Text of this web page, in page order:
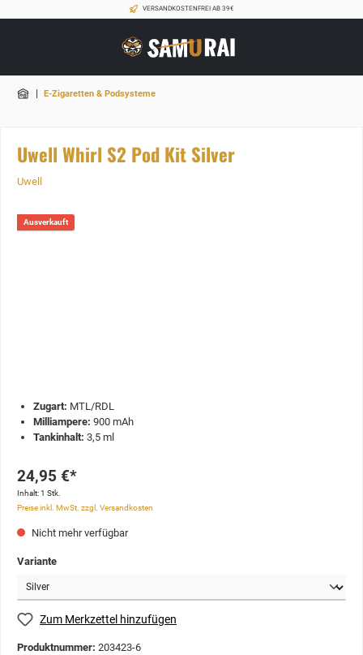
VERSANDKOSTENFREI AB 39€
| E-Zigaretten & Podsysteme
Uwell Whirl S2 Pod Kit Silver
Uwell
Ausverkauft
Zugart: MTL/RDL
Milliampere: 900 mAh
Tankinhalt: 3,5 ml
24,95 €*
Inhalt:1 Stk.
Preise inkl. MwSt. zzgl. Versandkosten
Nicht mehr verfügbar
Variante
Zum Merkzettel hinzufügen
Produktnummer: 203423-6